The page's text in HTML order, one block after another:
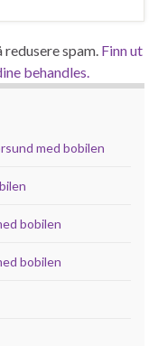
spam. Finn ut
behandles.
med bobilen
bobilen
bobilen